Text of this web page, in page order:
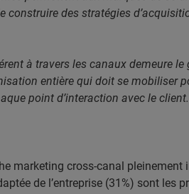
construire des stratégies
à travers les canaux demeure le
entière qui doit se mobiliser
point d’interaction avec le
marketing cross-canal pleinement
de l’entreprise (31%) sont les